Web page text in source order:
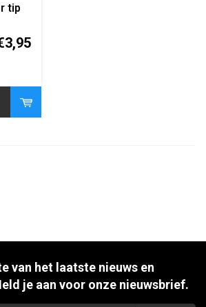
tip
van het laatste nieuws en
je aan voor onze nieuwsbrief.